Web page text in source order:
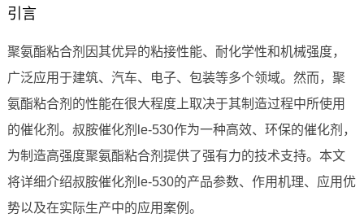
引言
聚氨酯粘合剂因其优异的粘接性能、耐化学性和机械强度，
广泛应用于建筑、汽车、电子、包装等多个领域。然而，聚
氨酯粘合剂的性能在很大程度上取决于其制造过程中所使用
的催化剂。叔胺催化剂le-530作为一种高效、环保的催化剂，
为制造高强度聚氨酯粘合剂提供了强有力的技术支持。本文
将详细介绍叔胺催化剂le-530的产品参数、作用机理、应用优
势以及在实际生产中的应用案例。